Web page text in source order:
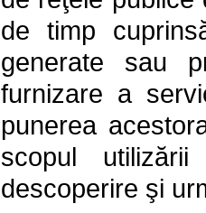
de timp
generate sau
furnizare a
punerea
scopul
descoperire şi